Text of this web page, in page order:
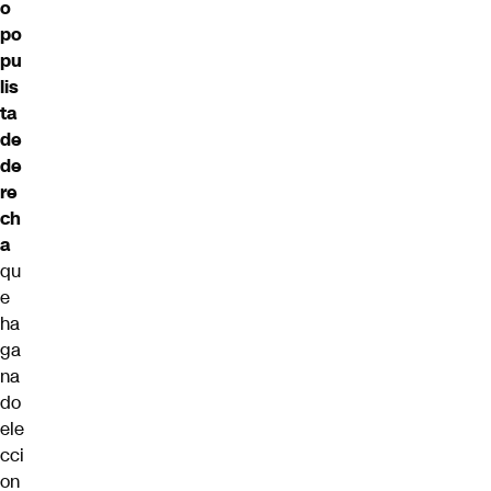
o
po
pu
lis
ta
de
de
re
ch
a
qu
e
ha
ga
na
do
ele
cci
on